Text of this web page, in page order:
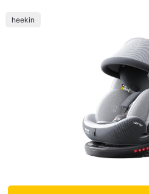
heekin